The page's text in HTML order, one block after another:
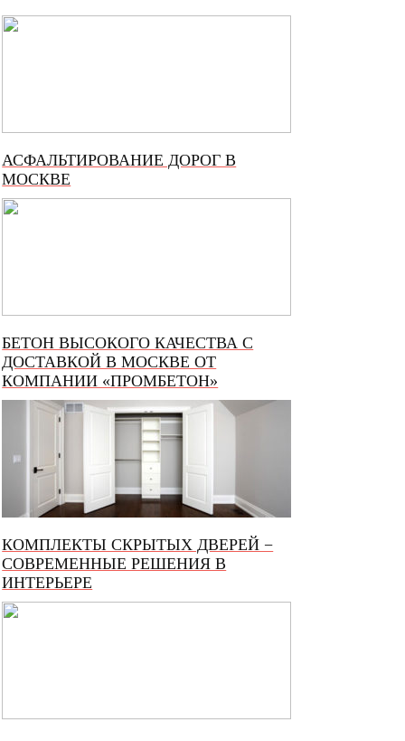
АСФАЛЬТИРОВАНИЕ ДОРОГ В
МОСКВЕ
БЕТОН ВЫСОКОГО КАЧЕСТВА С
ДОСТАВКОЙ В МОСКВЕ ОТ
КОМПАНИИ «ПРОМБЕТОН»
КОМПЛЕКТЫ СКРЫТЫХ ДВЕРЕЙ −
СОВРЕМЕННЫЕ РЕШЕНИЯ В
ИНТЕРЬЕРЕ